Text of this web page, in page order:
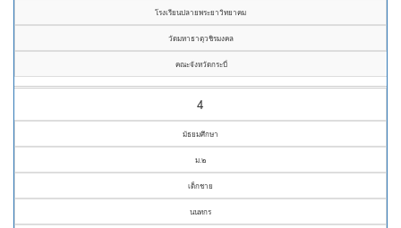
โรงเรียนปลายพระยาวิทยาคม
วัดมหาธาตุวชิรมงคล
คณะจังหวัดกระบี่
4
มัธยมศึกษา
ม.๒
เด็กชาย
นนทกร